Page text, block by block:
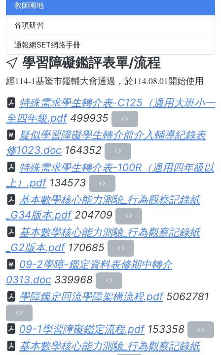
教師園地
各項研習
通報網SET網路手冊
學習障礙鑑評表單/流程
經114-1基隆市鑑輔大會通過，於114.08.01開始使用
特殊需求學生轉介表-C125（適用大班小一
至四年級.pdf 499935
疑似學習障礙學生轉介前介入輔導紀錄表
修1023.doc 164352
特殊需求學生轉介表-100R（適用四年級以
上）.pdf 134573
基本數學核心能力測驗_行為觀察記錄紙
_G34版本.pdf 204709
基本數學核心能力測驗_行為觀察記錄紙
_G2版本.pdf 170685
09-2學障-鑑定資料表修期中轉介
0313.doc 339968
學障鑑定回流學障架構流程.pdf 5062781
09-1學習障礙鑑定流程.pdf 153358
基本數學核心能力測驗_行為觀察記錄紙